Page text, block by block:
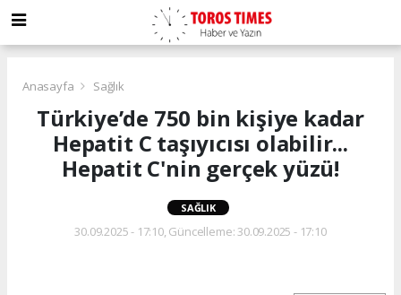
Anasayfa Sağlık
Türkiye’de 750 bin kişiye kadar
Hepatit C taşıyıcısı olabilir...
Hepatit C'nin gerçek yüzü!
SAĞLIK
30.09.2025 - 17:10, Güncelleme: 30.09.2025 - 17:10